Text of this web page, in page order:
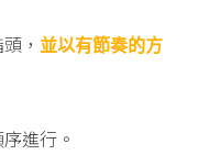
，並以有節奏的方
進行。